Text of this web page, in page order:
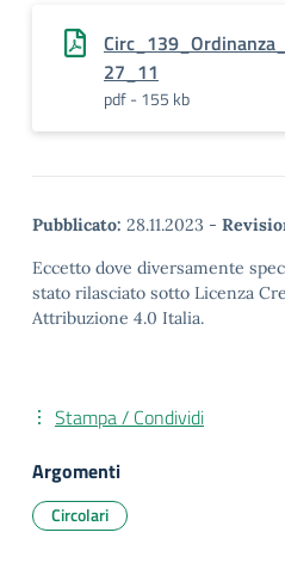
27_11
pdf - 155 kb
Pubblicato: 28.11.2023 -
Eccetto dove diversamente
stato rilasciato sotto Licenza
Attribuzione 4.0 Italia.
Stampa / Condividi
Argomenti
Circolari